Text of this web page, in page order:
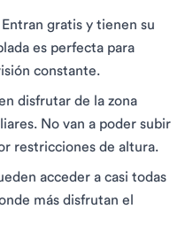
Entran gratis y tienen su
es perfecta para
constante.
disfrutar de la zona
No van a poder subir
restricciones de altura.
acceder a casi todas
más disfrutan el